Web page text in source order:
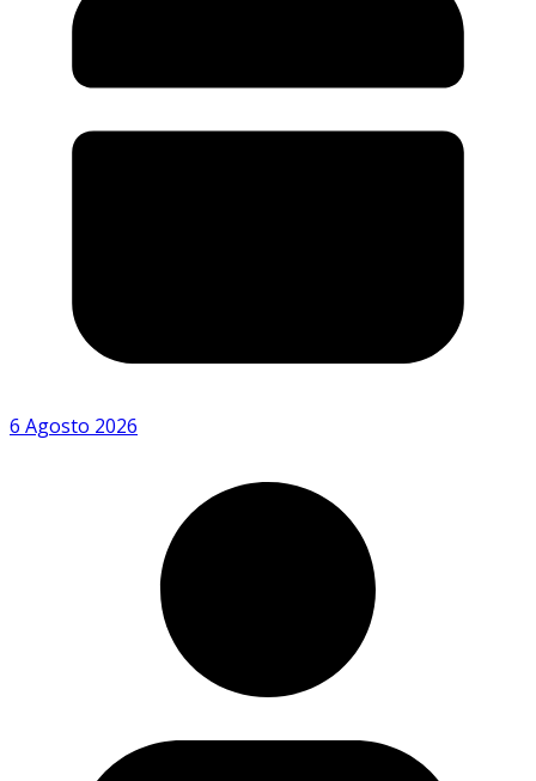
6 Agosto 2026